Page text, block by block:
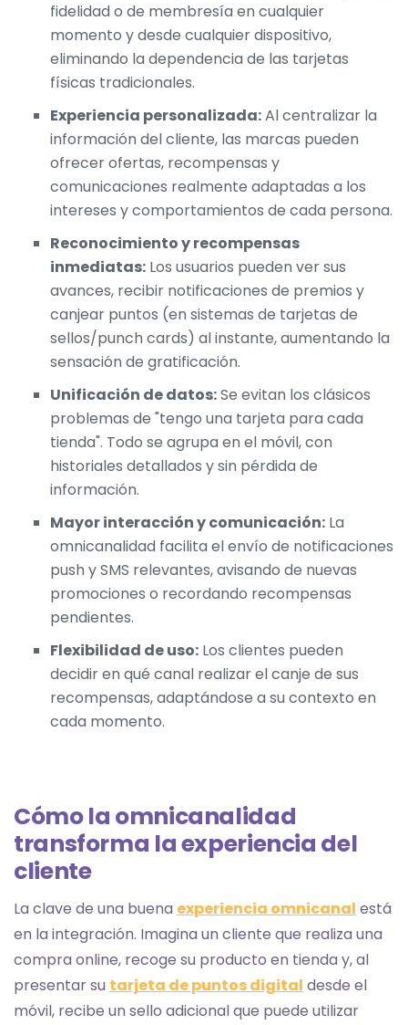
fidelidad o de membresía en cualquier
momento y desde cualquier dispositivo,
eliminando la dependencia de las tarjetas
físicas tradicionales.
Experiencia personalizada:Al centralizar la
información del cliente, las marcas pueden
ofrecer ofertas, recompensas y
comunicaciones realmente adaptadas a los
intereses y comportamientos de cada persona.
Reconocimiento y recompensas
inmediatas: Los usuarios pueden ver sus
avances, recibir notificaciones de premios y
canjear puntos (en sistemas de tarjetas de
sellos/punch cards) al instante, aumentando la
sensación de gratificación.
Unificación de datos:Se evitan los clásicos
problemas de "tengo una tarjeta para cada
tienda". Todo se agrupa en el móvil, con
historiales detallados y sin pérdida de
información.
Mayor interacción y comunicación: La
omnicanalidad facilita el envío de notificaciones
push y SMS relevantes, avisando de nuevas
promociones o recordando recompensas
pendientes.
Flexibilidad de uso: Los clientes pueden
decidir en qué canal realizar el canje de sus
recompensas, adaptándose a su contexto en
cada momento.
Cómo la omnicanalidad
transforma la experiencia del
cliente
La clave de una buena experiencia omnicanal está
en la integración. Imagina un cliente que realiza una
compra online, recoge su producto en tienda y, al
presentar su tarjeta de puntos digital desde el
móvil, recibe un sello adicional que puede utilizar